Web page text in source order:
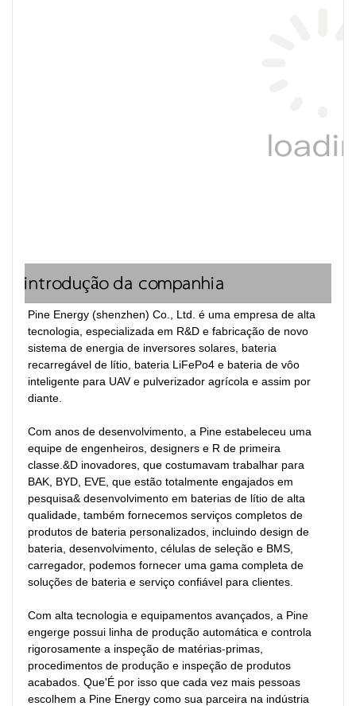
introdução da companhia
Pine Energy (shenzhen) Co., Ltd. é uma empresa de alta
tecnologia, especializada em R&D e fabricação de novo
sistema de energia de inversores solares, bateria
recarregável de lítio, bateria LiFePo4 e bateria de vôo
inteligente para UAV e pulverizador agrícola e assim por
diante.
Com anos de desenvolvimento, a Pine estabeleceu uma
equipe de engenheiros, designers e R de primeira
classe.&D inovadores, que costumavam trabalhar para
BAK, BYD, EVE, que estão totalmente engajados em
pesquisa& desenvolvimento em baterias de lítio de alta
qualidade, também fornecemos serviços completos de
produtos de bateria personalizados, incluindo design de
bateria, desenvolvimento, células de seleção e BMS,
carregador, podemos fornecer uma gama completa de
soluções de bateria e serviço confiável para clientes.
Com alta tecnologia e equipamentos avançados, a Pine
engerge possui linha de produção automática e controla
rigorosamente a inspeção de matérias-primas,
procedimentos de produção e inspeção de produtos
acabados. Que'É por isso que cada vez mais pessoas
escolhem a Pine Energy como sua parceira na indústria